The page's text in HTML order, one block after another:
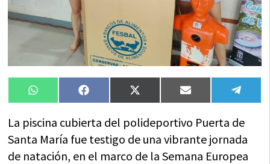
Compartir
en
WhatsAppCompartir
en
FacebookCompartir
en
X
(Twitter)
Compartir
en
Email
en
La piscina cubierta del polideportivo Puerta de
Santa María fue testigo de una vibrante jornada
de natación, en el marco de la Semana Europea